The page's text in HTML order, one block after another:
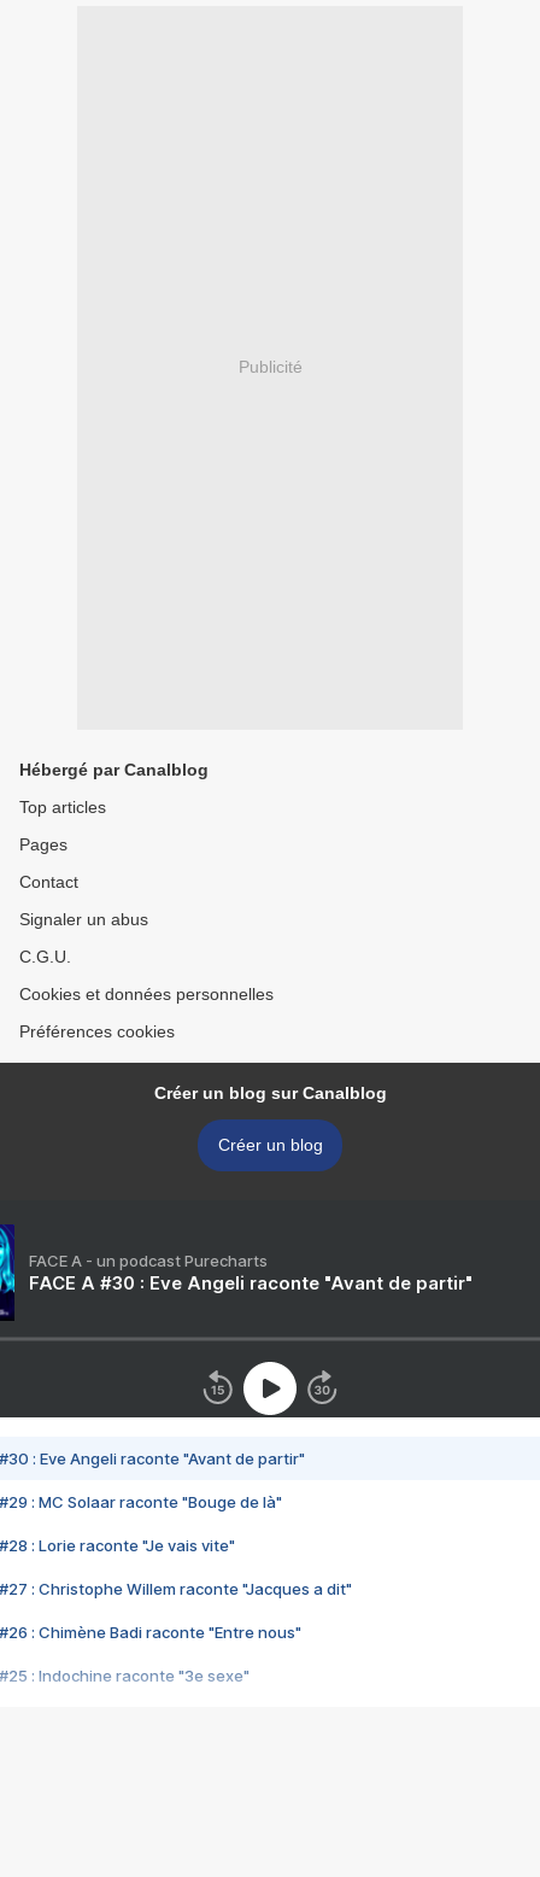
Publicité
Hébergé par Canalblog
Top articles
Pages
Contact
Signaler un abus
C.G.U.
Cookies et données personnelles
Préférences cookies
Créer un blog sur Canalblog
Créer un blog
FACE A - un podcast Purecharts
FACE A #30 : Eve Angeli raconte "Avant de partir"
#30 : Eve Angeli raconte "Avant de partir"
#29 : MC Solaar raconte "Bouge de là"
#28 : Lorie raconte "Je vais vite"
#27 : Christophe Willem raconte "Jacques a dit"
#26 : Chimène Badi raconte "Entre nous"
#25 : Indochine raconte "3e sexe"